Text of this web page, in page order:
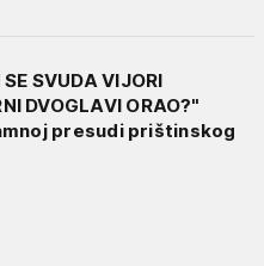
SVUDA VIJORI
DVOGLAVI ORAO?"
presudi prištinskog